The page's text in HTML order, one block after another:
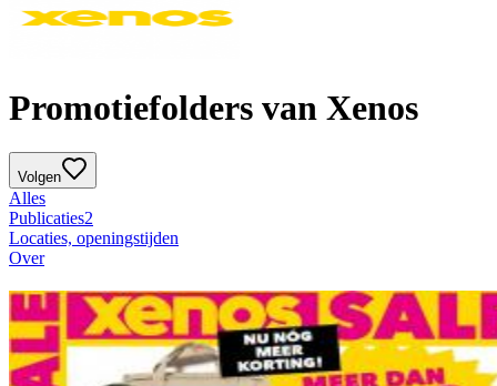
Promotiefolders van Xenos
Volgen
Alles
Publicaties2
Locaties, openingstijden
Over